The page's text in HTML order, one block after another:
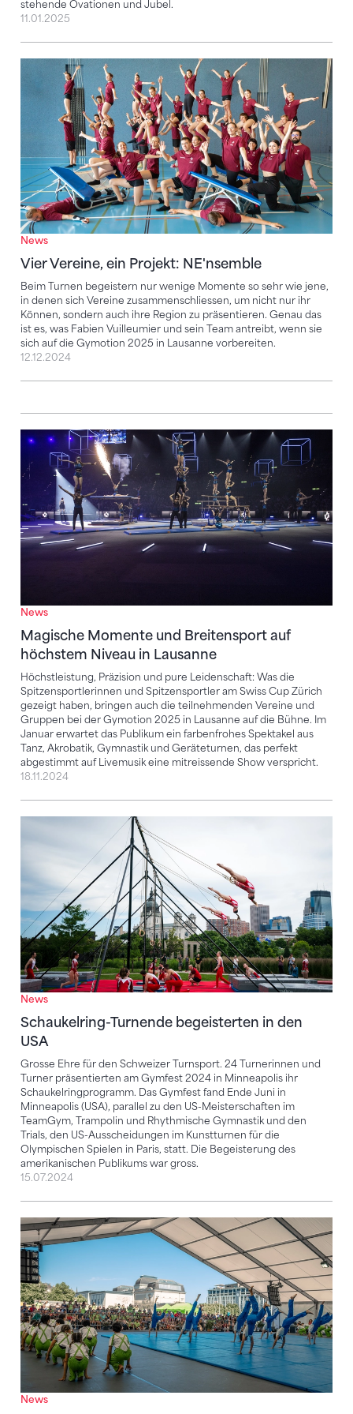
stehende Ovationen und Jubel.
11.01.2025
News
Vier Vereine, ein Projekt: NE'nsemble
Beim Turnen begeistern nur wenige Momente so sehr wie jene,
in denen sich Vereine zusammenschliessen, um nicht nur ihr
Können, sondern auch ihre Region zu präsentieren. Genau das
ist es, was Fabien Vuilleumier und sein Team antreibt, wenn sie
sich auf die Gymotion 2025 in Lausanne vorbereiten.
Vier Vereine, ein Projekt: NE'nsemble
12.12.2024
News
Magische Momente und Breitensport auf
höchstem Niveau in Lausanne
Höchstleistung, Präzision und pure Leidenschaft: Was die
Spitzensportlerinnen und Spitzensportler am Swiss Cup Zürich
gezeigt haben, bringen auch die teilnehmenden Vereine und
Gruppen bei der Gymotion 2025 in Lausanne auf die Bühne. Im
Januar erwartet das Publikum ein farbenfrohes Spektakel aus
Tanz, Akrobatik, Gymnastik und Geräteturnen, das perfekt
abgestimmt auf Livemusik eine mitreissende Show verspricht.
Magische Momente und Breitensport auf höchstem
18.11.2024
News
Schaukelring-Turnende begeisterten in den
USA
Grosse Ehre für den Schweizer Turnsport. 24 Turnerinnen und
Turner präsentierten am Gymfest 2024 in Minneapolis ihr
Schaukelringprogramm. Das Gymfest fand Ende Juni in
Minneapolis (USA), parallel zu den US-Meisterschaften im
TeamGym, Trampolin und Rhythmische Gymnastik und den
Trials, den US-Ausscheidungen im Kunstturnen für die
Olympischen Spielen in Paris, statt. Die Begeisterung des
amerikanischen Publikums war gross.
Schaukelring-Turnende begeisterten in den USA
15.07.2024
News
Wie eine Gymnaestrada nur kleiner